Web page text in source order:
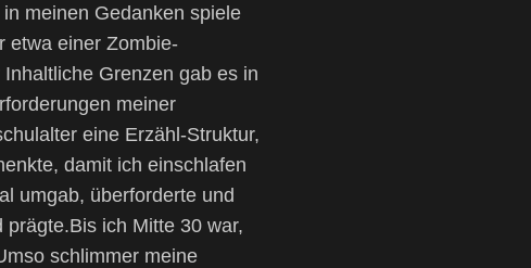
meinen Gedanken spiele
etwa einer Zombie-
Grenzen gab es in
meiner
eine Erzähl-Struktur,
damit ich einschlafen
umgab, überforderte und
ich Mitte 30 war,
schlimmer meine